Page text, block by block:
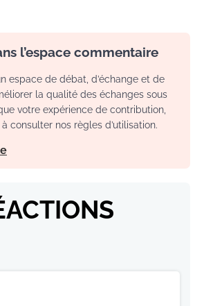
l’espace commentaire
espace de débat, d’échange et de
la qualité des échanges sous
votre expérience de contribution,
consulter nos règles d’utilisation.